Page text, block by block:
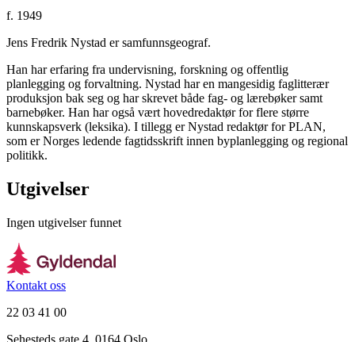
f. 1949
Jens Fredrik Nystad er samfunnsgeograf.
Han har erfaring fra undervisning, forskning og offentlig
planlegging og forvaltning. Nystad har en mangesidig faglitterær
produksjon bak seg og har skrevet både fag- og lærebøker samt
barnebøker. Han har også vært hovedredaktør for flere større
kunnskapsverk (leksika). I tillegg er Nystad redaktør for PLAN,
som er Norges ledende fagtidsskrift innen byplanlegging og regional
politikk.
Utgivelser
Ingen utgivelser funnet
Kontakt oss
22 03 41 00
Sehesteds gate 4, 0164 Oslo